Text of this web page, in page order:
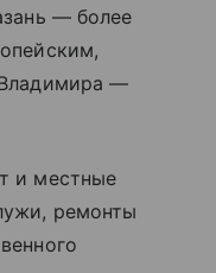
— более
—
и местные
ремонты